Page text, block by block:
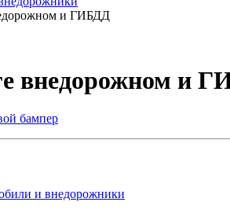
и ГИБДД
внедорожном и
бампер
и внедорожники